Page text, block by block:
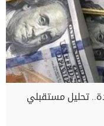
تحليل مستقبلي